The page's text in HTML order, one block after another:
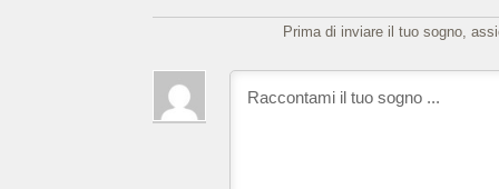
Prima di inviare il tuo sogno,